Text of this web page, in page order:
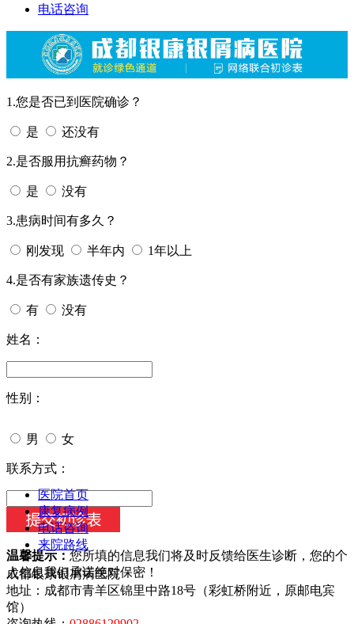
电话咨询
1.您是否已到医院确诊？
是 还没有
2.是否服用抗癣药物？
是 没有
3.患病时间有多久？
刚发现 半年内 1年以上
4.是否有家族遗传史？
有 没有
姓名：
性别：
男 女
今天日期：
联系方式：
温馨提示： 您所填的信息我们将及时反馈给医生诊断，您的个
人信息我们承诺绝对保密！
医院首页
康复病例
电话咨询
来院路线
成都银康银屑病医院
地址：成都市青羊区锦里中路18号（彩虹桥附近，原邮电宾
馆）